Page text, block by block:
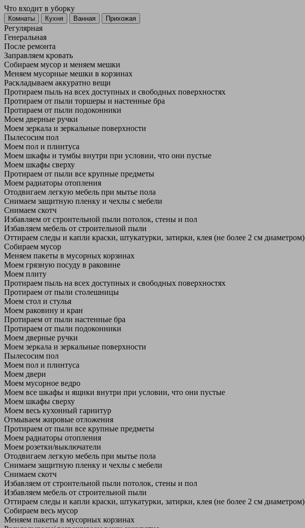
Что входит в уборку
Регу­лярная
Гене­ральная
После ремонта
Заправляем кровать
Собираем мусор и меняем мешки
Меняем мусорные мешки в корзинах
Раскладываем аккуратно вещи
Протираем пыль на всех доступных и свободных поверхностях
Протираем от пыли торшеры и настенные бра
Протираем от пыли подоконники
Моем дверные ручки
Моем зеркала и зеркальные поверхности
Пылесосим пол
Моем пол и плинтуса
Моем шкафы и тумбы внутри при условии, что они пустые
Моем шкафы сверху
Протираем от пыли все крупные предметы
Моем радиаторы отопления
Отодвигаем легкую мебель при мытье пола
Снимаем защитную пленку и чехлы с мебели
Снимаем скотч
Избавляем от строительной пыли потолок, стены и пол
Избавляем мебель от строительной пыли
Оттираем следы и капли краски, штукатурки, затирки, клея (не более 2 см диаметром)
Собираем мусор
Меняем пакеты в мусорных корзинах
Моем грязную посуду в раковине
Моем плиту
Протираем пыль на всех доступных и свободных поверхностях
Протираем от пыли столешницы
Моем стол и стулья
Моем раковину и кран
Протираем от пыли настенные бра
Протираем от пыли подоконники
Моем дверные ручки
Моем зеркала и зеркальные поверхности
Пылесосим пол
Моем пол и плинтуса
Моем двери
Моем мусорное ведро
Моем все шкафы и ящики внутри при условии, что они пустые
Моем шкафы сверху
Моем весь кухонный гарнитур
Отмываем жировые отложения
Протираем от пыли все крупные предметы
Моем радиаторы отопления
Моем розетки/выключатели
Отодвигаем легкую мебель при мытье пола
Снимаем защитную пленку и чехлы с мебели
Снимаем скотч
Избавляем от строительной пыли потолок, стены и пол
Избавляем мебель от строительной пыли
Оттираем следы и капли краски, штукатурки, затирки, клея (не более 2 см диаметром)
Собираем весь мусор
Меняем пакеты в мусорных корзинах